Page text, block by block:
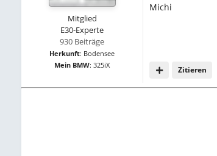
Mitglied
E30-Experte
930 Beiträge
Herkunft: Bodensee
Mein BMW: 325iX
Michi
Zitieren